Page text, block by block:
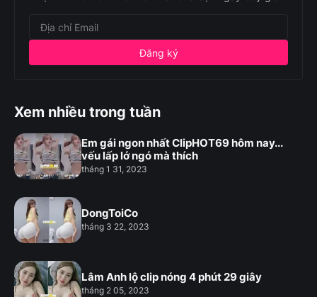
Xem nhiều trong tuần
Em gái ngon nhất ClipHOT69 hôm nay...
vếu lấp lớ ngó mà thích
tháng 1 31, 2023
DongToiCo
tháng 3 22, 2023
Lâm Anh lộ clip nóng 4 phút 29 giây
tháng 2 05, 2023